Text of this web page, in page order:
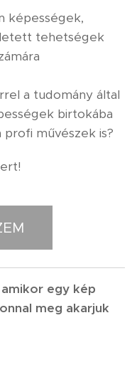
képességek,
tehetségek
a tudomány által
birtokába
művészek is?
egy kép
meg akarjuk